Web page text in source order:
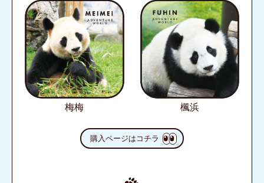
梅梅 楓浜
購入ページはコチラ